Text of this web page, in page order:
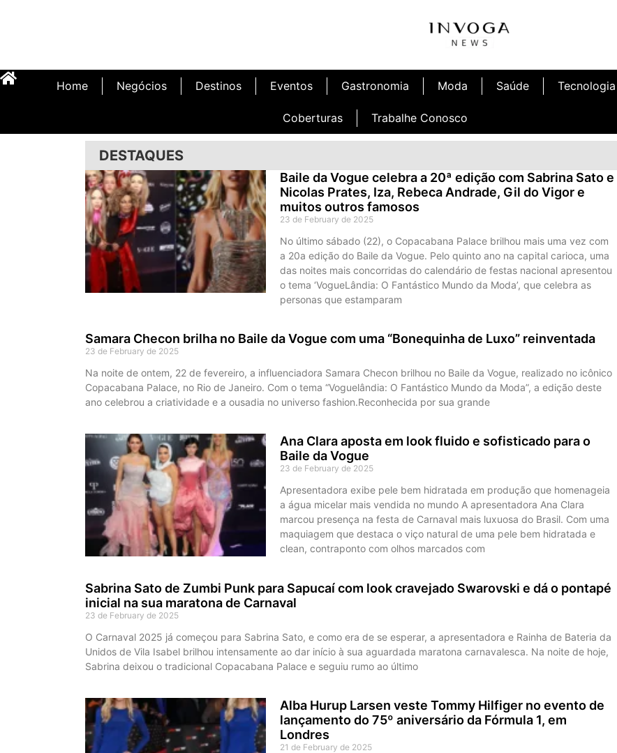
Home Negócios Destinos Eventos Gastronomia Moda Saúde Tecnologia
Coberturas Trabalhe Conosco
DESTAQUES
Baile da Vogue celebra a 20ª edição com Sabrina Sato e
Nicolas Prates, Iza, Rebeca Andrade, Gil do Vigor e
muitos outros famosos
23 de February de 2025
No último sábado (22), o Copacabana Palace brilhou mais uma vez com
a 20a edição do Baile da Vogue. Pelo quinto ano na capital carioca, uma
das noites mais concorridas do calendário de festas nacional apresentou
o tema ‘VogueLândia: O Fantástico Mundo da Moda’, que celebra as
personas que estamparam
Samara Checon brilha no Baile da Vogue com uma “Bonequinha de Luxo” reinventada
23 de February de 2025
Na noite de ontem, 22 de fevereiro, a influenciadora Samara Checon brilhou no Baile da Vogue, realizado no icônico
Copacabana Palace, no Rio de Janeiro. Com o tema “Voguelândia: O Fantástico Mundo da Moda”, a edição deste
ano celebrou a criatividade e a ousadia no universo fashion.Reconhecida por sua grande
Ana Clara aposta em look fluido e sofisticado para o
Baile da Vogue
23 de February de 2025
Apresentadora exibe pele bem hidratada em produção que homenageia
a água micelar mais vendida no mundo A apresentadora Ana Clara
marcou presença na festa de Carnaval mais luxuosa do Brasil. Com uma
maquiagem que destaca o viço natural de uma pele bem hidratada e
clean, contraponto com olhos marcados com
Sabrina Sato de Zumbi Punk para Sapucaí com look cravejado Swarovski e dá o pontapé
inicial na sua maratona de Carnaval
23 de February de 2025
O Carnaval 2025 já começou para Sabrina Sato, e como era de se esperar, a apresentadora e Rainha de Bateria da
Unidos de Vila Isabel brilhou intensamente ao dar início à sua aguardada maratona carnavalesca. Na noite de hoje,
Sabrina deixou o tradicional Copacabana Palace e seguiu rumo ao último
Alba Hurup Larsen veste Tommy Hilfiger no evento de
lançamento do 75º aniversário da Fórmula 1, em
Londres
21 de February de 2025